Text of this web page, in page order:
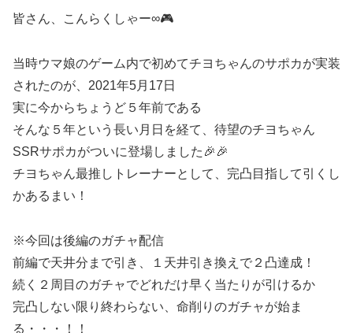
皆さん、こんらくしゃー∞🎮
当時ウマ娘のゲーム内で初めてチヨちゃんのサポカが実装
されたのが、2021年5月17日
実に今からちょうど５年前である
そんな５年という長い月日を経て、待望のチヨちゃん
SSRサポカがついに登場しました🎉🎉
チヨちゃん最推しトレーナーとして、完凸目指して引くし
かあるまい！
※今回は後編のガチャ配信
前編で天井分まで引き、１天井引き換えで２凸達成！
続く２周目のガチャでどれだけ早く当たりが引けるか
完凸しない限り終わらない、命削りのガチャが始ま
る・・・！！